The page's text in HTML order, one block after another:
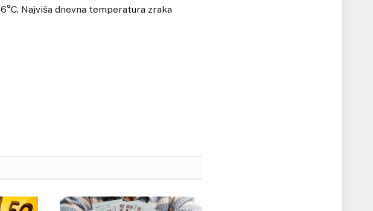
Najviša dnevna temperatura zraka